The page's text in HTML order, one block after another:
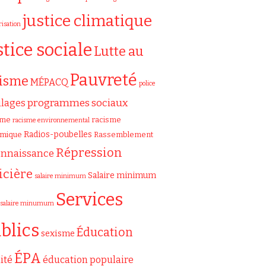
justice climatique
socialeLutte au
MÉPACQ Pauvreté police
programmes sociaux
racisme environnemental racisme
Radios-poubelles Rassemblement
Répression
salaire minimum Salaire minimum
salaire minumum Services
sexisme Éducation
ÉPA éducation populaire